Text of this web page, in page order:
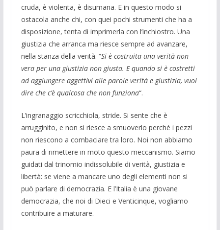
cruda, è violenta, è disumana. E in questo modo si
ostacola anche chi, con quei pochi strumenti che ha a
disposizione, tenta di imprimerla con l’inchiostro. Una
giustizia che arranca ma riesce sempre ad avanzare,
nella stanza della verità. “Si è costruita una verità non
vera per una giustizia non giusta. E quando si è costretti
ad aggiungere aggettivi alle parole verità e giustizia, vuol
dire che c’è qualcosa che non funziona“.
L’ingranaggio scricchiola, stride. Si sente che è
arrugginito, e non si riesce a smuoverlo perché i pezzi
non riescono a combaciare tra loro. Noi non abbiamo
paura di rimettere in moto questo meccanismo. Siamo
guidati dal trinomio indissolubile di verità, giustizia e
libertà: se viene a mancare uno degli elementi non si
può parlare di democrazia. E l’Italia è una giovane
democrazia, che noi di Dieci e Venticinque, vogliamo
contribuire a maturare.